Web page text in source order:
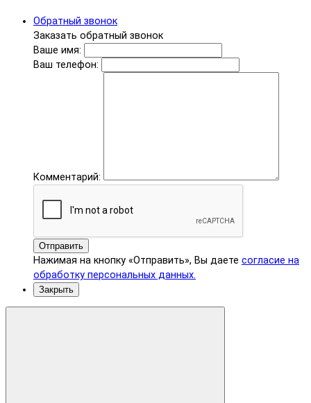
Обратный звонок
Заказать обратный звонок
Ваше имя:
Ваш телефон:
Комментарий:
Отправить
Нажимая на кнопку «Отправить», Вы даете согласие на
обработку персональных данных.
Закрыть